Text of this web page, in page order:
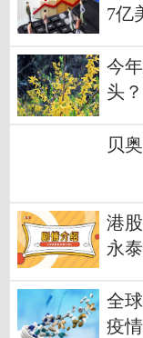
7亿
今
头
贝
港
永
全
疫